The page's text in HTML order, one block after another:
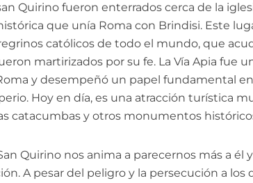
Quirino fueron enterrados cerca de la
que unía Roma con Brindisi. Este
católicos de todo el mundo, que
martirizados por su fe. La Vía Apia fue
y desempeñó un papel fundamental
Hoy en día, es una atracción turística
catacumbas y otros monumentos
Quirino nos anima a parecernos más a él
A pesar del peligro y la persecución a